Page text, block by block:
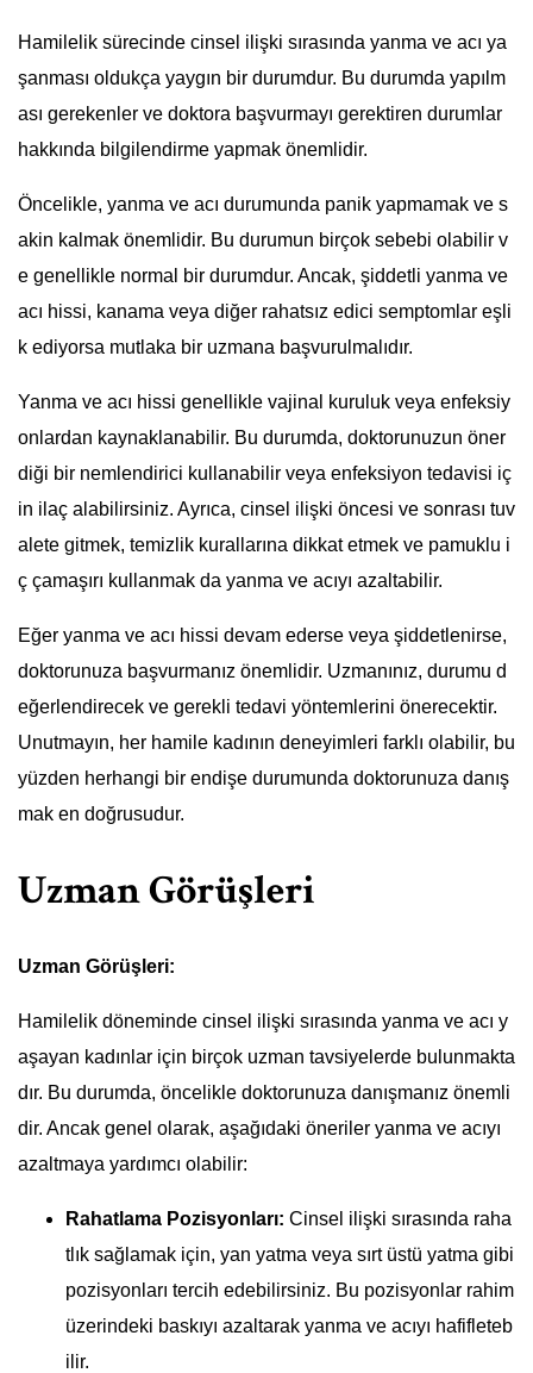
Hamilelik sürecinde cinsel ilişki sırasında yanma ve acı ya
şanması oldukça yaygın bir durumdur. Bu durumda yapılm
ası gerekenler ve doktora başvurmayı gerektiren durumlar
hakkında bilgilendirme yapmak önemlidir.
Öncelikle, yanma ve acı durumunda panik yapmamak ve s
akin kalmak önemlidir. Bu durumun birçok sebebi olabilir v
e genellikle normal bir durumdur. Ancak, şiddetli yanma ve
acı hissi, kanama veya diğer rahatsız edici semptomlar eşli
k ediyorsa mutlaka bir uzmana başvurulmalıdır.
Yanma ve acı hissi genellikle vajinal kuruluk veya enfeksiy
onlardan kaynaklanabilir. Bu durumda, doktorunuzun öner
diği bir nemlendirici kullanabilir veya enfeksiyon tedavisi iç
in ilaç alabilirsiniz. Ayrıca, cinsel ilişki öncesi ve sonrası tuv
alete gitmek, temizlik kurallarına dikkat etmek ve pamuklu i
ç çamaşırı kullanmak da yanma ve acıyı azaltabilir.
Eğer yanma ve acı hissi devam ederse veya şiddetlenirse,
doktorunuza başvurmanız önemlidir. Uzmanınız, durumu d
eğerlendirecek ve gerekli tedavi yöntemlerini önerecektir.
Unutmayın, her hamile kadının deneyimleri farklı olabilir, bu
yüzden herhangi bir endişe durumunda doktorunuza danış
mak en doğrusudur.
Uzman Görüşleri
Uzman Görüşleri:
Hamilelik döneminde cinsel ilişki sırasında yanma ve acı y
aşayan kadınlar için birçok uzman tavsiyelerde bulunmakta
dır. Bu durumda, öncelikle doktorunuza danışmanız önemli
dir. Ancak genel olarak, aşağıdaki öneriler yanma ve acıyı
azaltmaya yardımcı olabilir:
Rahatlama Pozisyonları: Cinsel ilişki sırasında raha
tlık sağlamak için, yan yatma veya sırt üstü yatma gibi
pozisyonları tercih edebilirsiniz. Bu pozisyonlar rahim
üzerindeki baskıyı azaltarak yanma ve acıyı hafifleteb
ilir.